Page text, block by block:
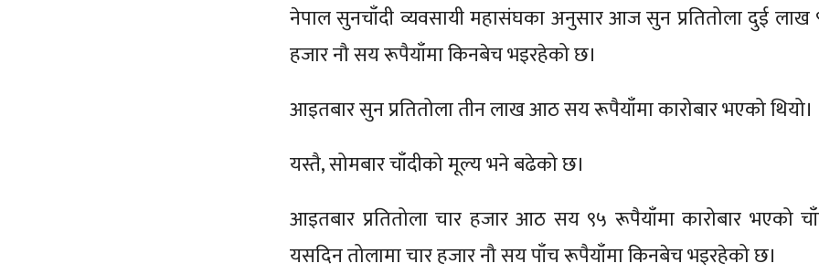
नेपाल सुनचाँदी व्यवसायी महासंघका अनुसार आज सुन प्रतितोला दुई लाख
हजार नौ सय रूपैयाँमा किनबेच भइरहेको छ।
आइतबार सुन प्रतितोला तीन लाख आठ सय रूपैयाँमा कारोबार भएको थियो।
यस्तै, सोमबार चाँदीको मूल्य भने बढेको छ।
आइतबार प्रतितोला चार हजार आठ सय ९५ रूपैयाँमा कारोबार भएको
यसदिन तोलामा चार हजार नौ सय पाँच रूपैयाँमा किनबेच भइरहेको छ।